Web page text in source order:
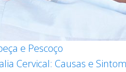
e Pescoço
Cervical: Causas e